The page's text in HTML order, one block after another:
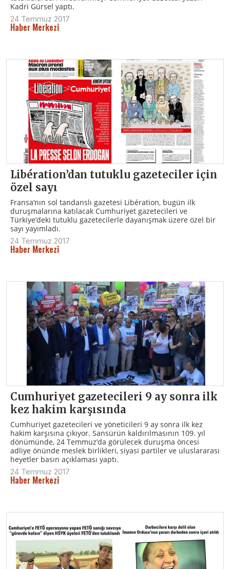
Kadri Gürsel yaptı.
24 Temmuz 2017
Haber Merkezi
Libération’dan tutuklu gazeteciler için
özel sayı
Fransa’nın sol tandanslı gazetesi Libération, bugün ilk
duruşmalarına katılacak Cumhuriyet gazetecileri ve
Türkiye’deki tutuklu gazetecilerle dayanışmak üzere özel bir
sayı yayımladı.
24 Temmuz 2017
Haber Merkezi
Cumhuriyet gazetecileri 9 ay sonra ilk
kez hakim karşısında
Cumhuriyet gazetecileri ve yöneticileri 9 ay sonra ilk kez
hakim karşısına çıkıyor. Sansürün kaldırılmasının 109. yıl
dönümünde, 24 Temmuz’da görülecek duruşma öncesi
adliye önünde meslek birlikleri, siyasi partiler ve uluslararası
heyetler basın açıklaması yaptı.
24 Temmuz 2017
Haber Merkezi